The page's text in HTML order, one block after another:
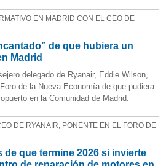
EN MADRID CON EL CEO DE
de que hubiera un
Madrid
delegado de Ryanair, Eddie Wilson,
de la Nueva Economía de que pudiera
en la Comunidad de Madrid.
DE RYANAIR, PONENTE EN EL FORO DE
de que termine 2026 si invierte